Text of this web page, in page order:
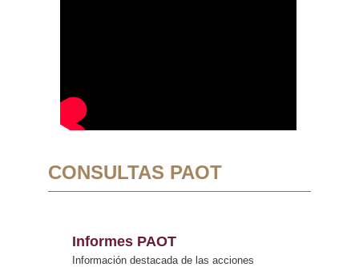
CONSULTAS PAOT
Informes PAOT
Información destacada de las acciones